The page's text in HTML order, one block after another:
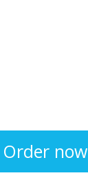
Order now